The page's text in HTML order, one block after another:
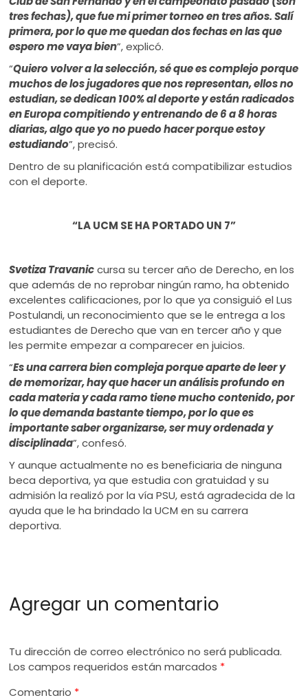
tres fechas), que fue mi primer torneo en tres años. Salí
primera, por lo que me quedan dos fechas en las que
espero me vaya bien”, explicó.
“Quiero volver a la selección, sé que es complejo porque
muchos de los jugadores que nos representan, ellos no
estudian, se dedican 100% al deporte y están radicados
en Europa compitiendo y entrenando de 6 a 8 horas
diarias, algo que yo no puedo hacer porque estoy
estudiando”, precisó.
Dentro de su planificación está compatibilizar estudios
con el deporte.
“LA UCM SE HA PORTADO UN 7”
Svetiza Travanic cursa su tercer año de Derecho, en los
que además de no reprobar ningún ramo, ha obtenido
excelentes calificaciones, por lo que ya consiguió el Lus
Postulandi, un reconocimiento que se le entrega a los
estudiantes de Derecho que van en tercer año y que
les permite empezar a comparecer en juicios.
“Es una carrera bien compleja porque aparte de leer y
de memorizar, hay que hacer un análisis profundo en
cada materia y cada ramo tiene mucho contenido, por
lo que demanda bastante tiempo, por lo que es
importante saber organizarse, ser muy ordenada y
disciplinada”, confesó.
Y aunque actualmente no es beneficiaria de ninguna
beca deportiva, ya que estudia con gratuidad y su
admisión la realizó por la vía PSU, está agradecida de la
ayuda que le ha brindado la UCM en su carrera
deportiva.
Agregar un comentario
Tu dirección de correo electrónico no será publicada.
Los campos requeridos están marcados *
Comentario *